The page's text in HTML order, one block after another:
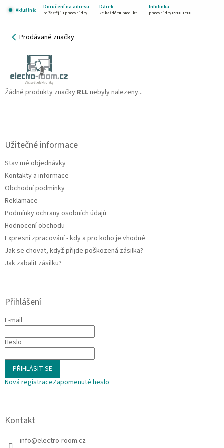
Aktuálně:
Doručení na adresu Dárek Infolinka
nejčastěji 3 pracovní dny ke každému produktu pracovní dny 09:00-17:00
NÁKUPNÍ
KOŠÍK
Prodávané značky
Žádné produkty značky RLLnebyly nalezeny...
Z
Užitečné informace
Stav mé objednávky
Kontakty a informace
Obchodní podmínky
Reklamace
Podmínky ochrany osobních údajů
Hodnocení obchodu
Expresní zpracování - kdy a pro koho je vhodné
Jak se chovat, když přijde poškozená zásilka?
Jak zabalit zásilku?
Přihlášení
E-mail
Heslo
PŘIHLÁSIT SE
Nová registraceZapomenuté heslo
Kontakt
info@electro-room.cz